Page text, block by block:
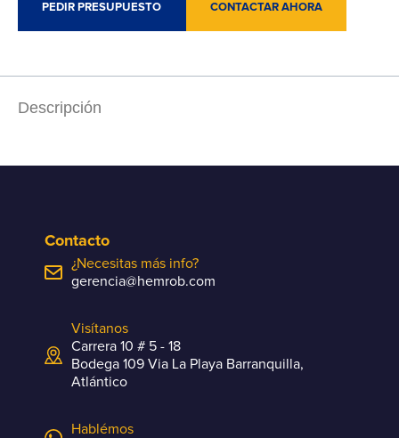
PEDIR PRESUPUESTO CONTACTAR AHORA
Descripción
Contacto
¿Necesitas más info?
gerencia@hemrob.com
Visítanos
Carrera 10 # 5 - 18
Bodega 109 Via La Playa Barranquilla,
Atlántico
Hablémos